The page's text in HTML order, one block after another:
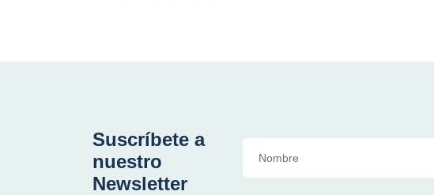
Suscríbete a
nuestro
Newsletter